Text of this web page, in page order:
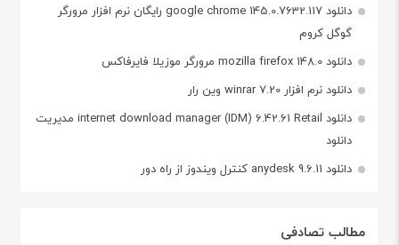
دانلود google chrome 145.0.7632.117 رایگان نرم افزار مرورگر
گوگل کروم
دانلود mozilla firefox 148.0 مرورگر موزیلا فایرفاکس
دانلود نرم افزار winrar 7.20 وین رار
دانلود internet download manager (IDM) 6.42.61 Retail مدیریت
دانلود
دانلود anydesk 9.6.11 کنترل ویندوز از راه دور
مطالب تصادفی